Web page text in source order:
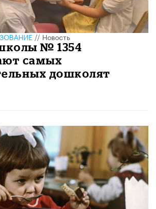
//Новость
№ 1354
самых
дошколят